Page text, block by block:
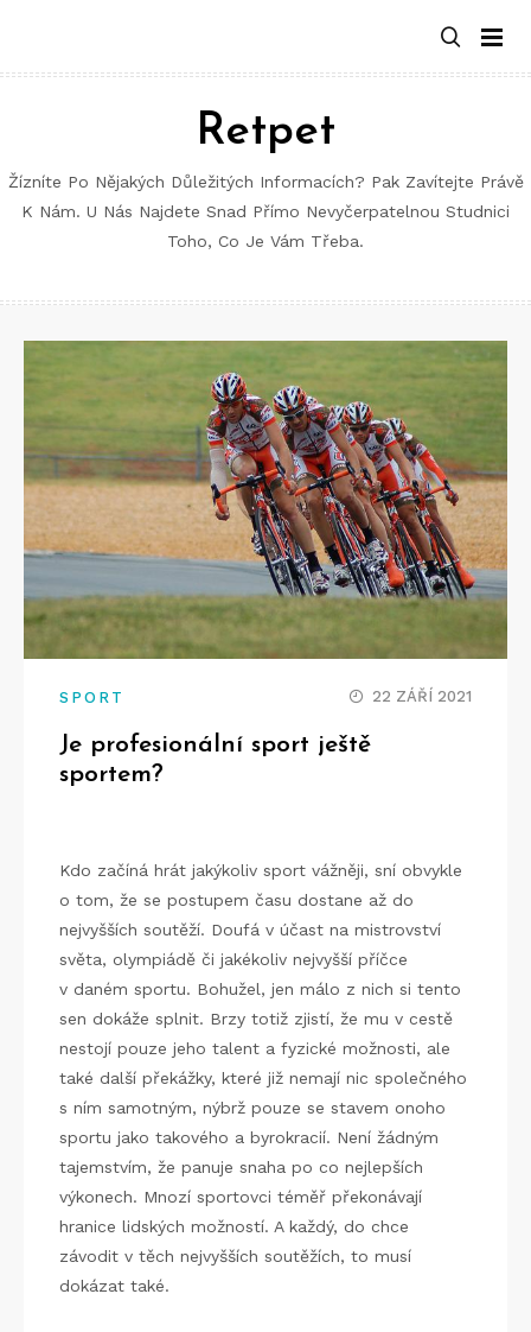
Retpet
Žízníte Po Nějakých Důležitých Informacích? Pak Zavítejte Právě
K Nám. U Nás Najdete Snad Přímo Nevyčerpatelnou Studnici
Toho, Co Je Vám Třeba.
SPORT 22 ZÁŘÍ 2021
Je profesionální sport ještě
sportem?
Kdo začíná hrát jakýkoliv sport vážněji, sní obvykle
o tom, že se postupem času dostane až do
nejvyšších soutěží. Doufá v účast na mistrovství
světa, olympiádě či jakékoliv nejvyšší příčce
v daném sportu. Bohužel, jen málo z nich si tento
sen dokáže splnit. Brzy totiž zjistí, že mu v cestě
nestojí pouze jeho talent a fyzické možnosti, ale
také další překážky, které již nemají nic společného
s ním samotným, nýbrž pouze se stavem onoho
sportu jako takového a byrokracií. Není žádným
tajemstvím, že panuje snaha po co nejlepších
výkonech. Mnozí sportovci téměř překonávají
hranice lidských možností. A každý, do chce
závodit v těch nejvyšších soutěžích, to musí
dokázat také.